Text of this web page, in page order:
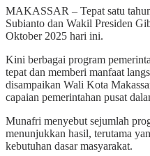
MAKASSAR – Tepat satu
Subianto dan Wakil Presiden
Oktober 2025 hari ini.
Kini berbagai program
tepat dan memberi manfaat
disampaikan Wali Kota
capaian pemerintahan pusat
Munafri menyebut sejumlah
menunjukkan hasil, terutama
kebutuhan dasar masyarakat.